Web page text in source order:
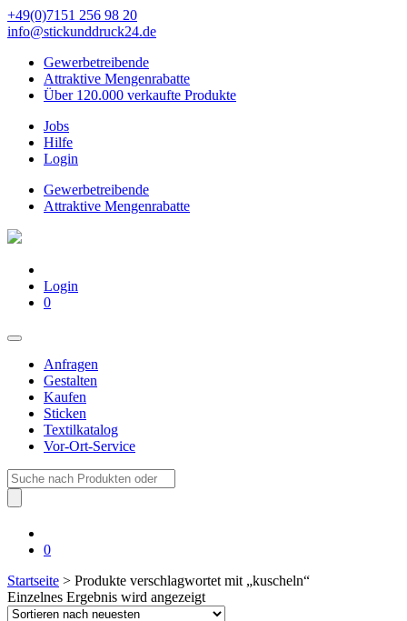
+49(0)7151 256 98 20‬
info@stickunddruck24.de
Gewerbetreibende
Attraktive Mengenrabatte
Über 120.000 verkaufte Produkte
Jobs
Hilfe
Login
Gewerbetreibende
Attraktive Mengenrabatte
Login
0
Anfragen
Gestalten
Kaufen
Sticken
Textilkatalog
Vor-Ort-Service
Suche
nach:
0
Startseite > Produkte verschlagwortet mit „kuscheln“
Einzelnes Ergebnis wird angezeigt